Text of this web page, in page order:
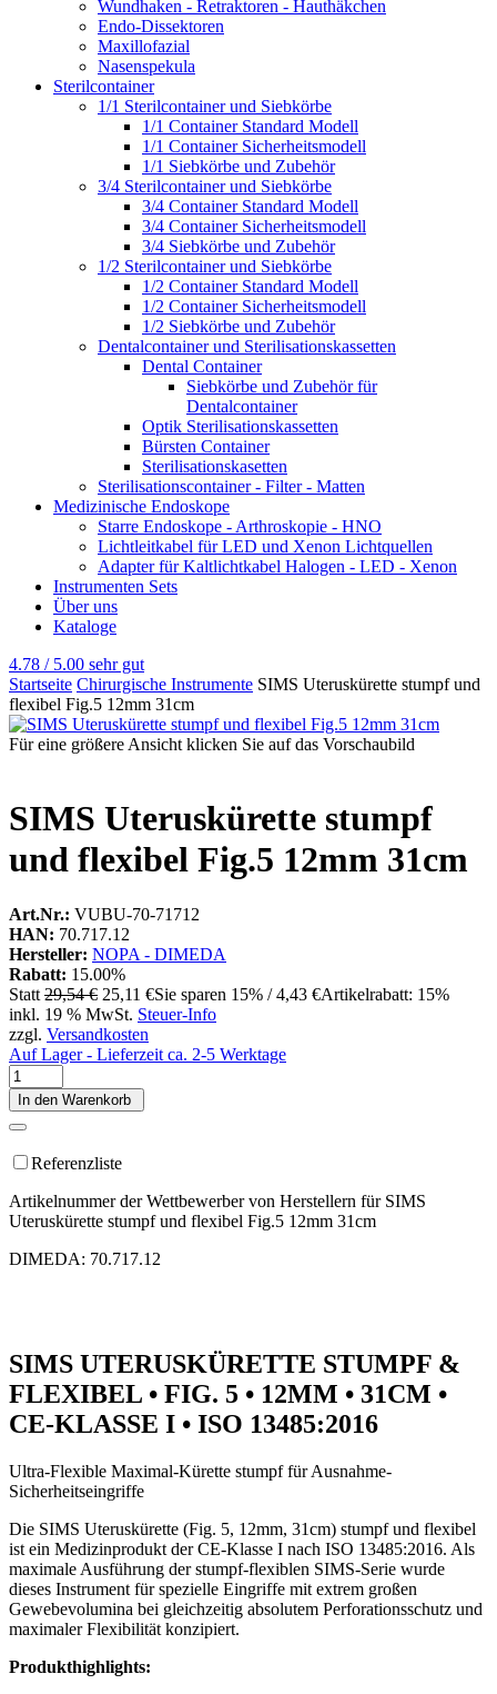
Wundhaken - Retraktoren - Hauthäkchen
Endo-Dissektoren
Maxillofazial
Nasenspekula
Sterilcontainer
1/1 Sterilcontainer und Siebkörbe
1/1 Container Standard Modell
1/1 Container Sicherheitsmodell
1/1 Siebkörbe und Zubehör
3/4 Sterilcontainer und Siebkörbe
3/4 Container Standard Modell
3/4 Container Sicherheitsmodell
3/4 Siebkörbe und Zubehör
1/2 Sterilcontainer und Siebkörbe
1/2 Container Standard Modell
1/2 Container Sicherheitsmodell
1/2 Siebkörbe und Zubehör
Dentalcontainer und Sterilisationskassetten
Dental Container
Siebkörbe und Zubehör für
Dentalcontainer
Optik Sterilisationskassetten
Bürsten Container
Sterilisationskasetten
Sterilisationscontainer - Filter - Matten
Medizinische Endoskope
Starre Endoskope - Arthroskopie - HNO
Lichtleitkabel für LED und Xenon Lichtquellen
Adapter für Kaltlichtkabel Halogen - LED - Xenon
Instrumenten Sets
Über uns
Kataloge
4.78 / 5.00 sehr gut
Startseite Chirurgische Instrumente SIMS Uteruskürette stumpf und
flexibel Fig.5 12mm 31cm
Für eine größere Ansicht klicken Sie auf das Vorschaubild
SIMS Uteruskürette stumpf
und flexibel Fig.5 12mm 31cm
Art.Nr.: VUBU-70-71712
HAN: 70.717.12
Hersteller: NOPA - DIMEDA
Rabatt: 15.00%
Statt 29,54 € 25,11 €Sie sparen 15% / 4,43 €Artikelrabatt: 15%
inkl. 19 % MwSt. Steuer-Info
zzgl. Versandkosten
Auf Lager - Lieferzeit ca. 2-5 Werktage
In den Warenkorb
Referenzliste
Artikelnummer der Wettbewerber von Herstellern für SIMS
Uteruskürette stumpf und flexibel Fig.5 12mm 31cm
DIMEDA: 70.717.12
SIMS UTERUSKÜRETTE STUMPF &
FLEXIBEL • FIG. 5 • 12MM • 31CM •
CE-KLASSE I • ISO 13485:2016
Ultra-Flexible Maximal-Kürette stumpf für Ausnahme-
Sicherheitseingriffe
Die SIMS Uteruskürette (Fig. 5, 12mm, 31cm) stumpf und flexibel
ist ein Medizinprodukt der CE-Klasse I nach ISO 13485:2016. Als
maximale Ausführung der stumpf-flexiblen SIMS-Serie wurde
dieses Instrument für spezielle Eingriffe mit extrem großen
Gewebevolumina bei gleichzeitig absolutem Perforationsschutz und
maximaler Flexibilität konzipiert.
Produkthighlights: